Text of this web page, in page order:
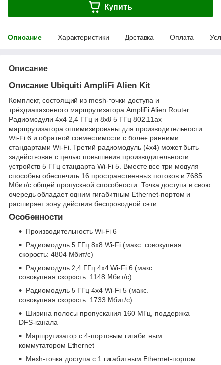
Купить
Описание Характеристики Доставка Оплата
Описание
Описание Ubiquiti AmpliFi Alien Kit
Комплект, состоящий из mesh-точки доступа и
трёхдиапазонного маршрутизатора AmpliFi Alien Router.
Радиомодули 4х4 2,4 ГГц и 8х8 5 ГГц 802.11ax
маршрутизатора оптимизированы для производительности
Wi-Fi 6 и обратной совместимости с более ранними
стандартами Wi-Fi. Третий радиомодуль (4х4) может быть
задействован с целью повышения производительности
устройств 5 ГГц стандарта Wi-Fi 5. Вместе все три модуля
способны обеспечить 16 пространственных потоков и 7685
Мбит/с общей пропускной способности. Точка доступа в свою
очередь обладает одним гигабитным Ethernet-портом и
расширяет зону действия беспроводной сети.
Особенности
Производительность Wi-Fi 6
Радиомодуль 5 ГГц 8x8 Wi-Fi (макс. совокупная
скорость: 4804 Мбит/с)
Радиомодуль 2,4 ГГц 4x4 Wi-Fi 6 (макс.
совокупная скорость: 1148 Мбит/с)
Радиомодуль 5 ГГц 4x4 Wi-Fi 5 (макс.
совокупная скорость: 1733 Мбит/с)
Ширина полосы пропускания 160 МГц, поддержка
DFS-канала
Маршрутизатор с 4-портовым гигабитным
коммутатором Ethernet
Mesh-точка доступа с 1 гигабитным Ethernet-портом